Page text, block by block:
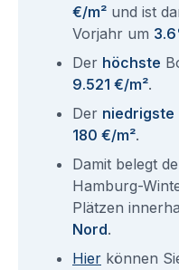
€/m² und ist
Vorjahr um
Der höchste
9.521 €/m².
Der niedrigste
180 €/m².
Damit belegt
Hamburg-
Plätzen
Nord.
Hier können